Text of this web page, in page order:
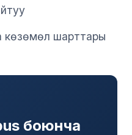
көзөмөл шарттары
боюнча